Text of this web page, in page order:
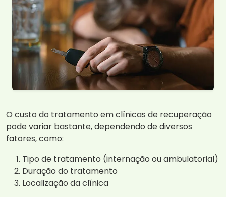
O custo do tratamento em clínicas de recuperação
pode variar bastante, dependendo de diversos
fatores, como:
Tipo de tratamento (internação ou ambulatorial)
Duração do tratamento
Localização da clínica